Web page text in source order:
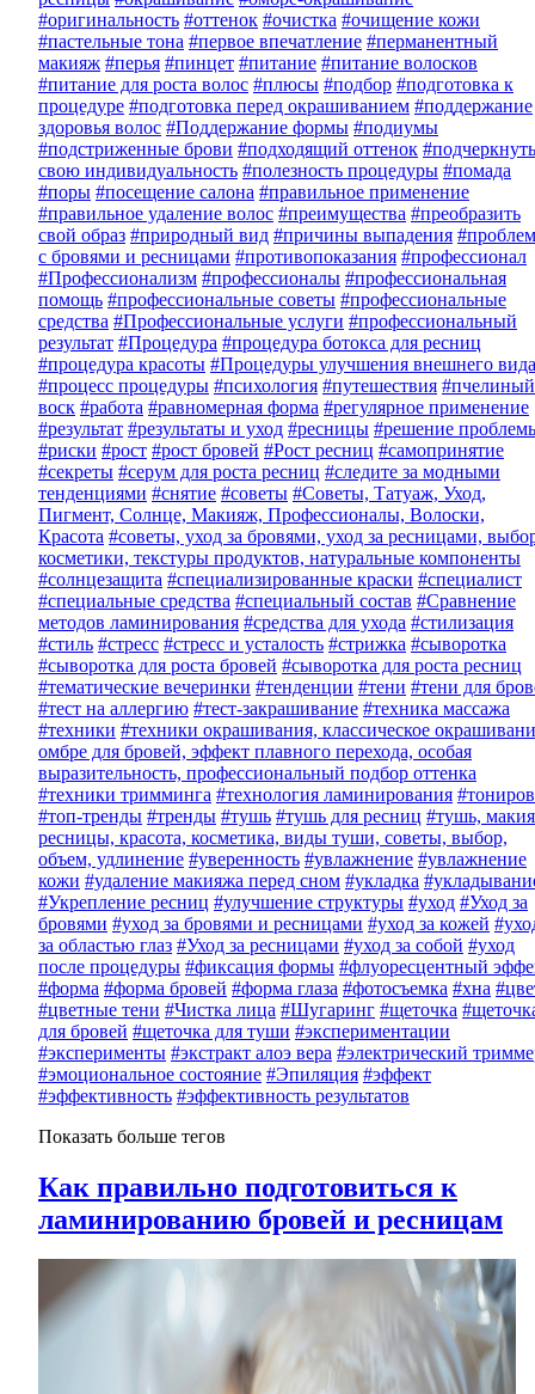
#оригинальность #оттенок #очистка #очищение кожи
#пастельные тона #первое впечатление #перманентный
макияж #перья #пинцет #питание #питание волосков
#питание для роста волос #плюсы #подбор #подготовка к
процедуре #подготовка перед окрашиванием #поддержание
здоровья волос #Поддержание формы #подиумы
#подстриженные брови #подходящий оттенок #подчеркнуть
свою индивидуальность #полезность процедуры #помада
#поры #посещение салона #правильное применение
#правильное удаление волос #преимущества #преобразить
свой образ #природный вид #причины выпадения
с бровями и ресницами #противопоказания #профессионал
#Профессионализм #профессионалы #профессиональная
помощь #профессиональные советы #профессиональные
средства #Профессиональные услуги #профессиональный
результат #Процедура #процедура ботокса для ресниц
#процедура красоты #Процедуры улучшения внешнего вида
#процесс процедуры #психология #путешествия #пчелиный
воск #работа #равномерная форма #регулярное применение
#результат #результаты и уход #ресницы #решение
#риски #рост #рост бровей #Рост ресниц #самопринятие
#секреты #серум для роста ресниц #следите за модными
тенденциями #снятие #советы #Советы, Татуаж, Уход,
Пигмент, Солнце, Макияж, Профессионалы, Волоски,
Красота #советы, уход за бровями, уход за ресницами,
косметики, текстуры продуктов, натуральные компоненты
#солнцезащита #специализированные краски #специалист
#специальные средства #специальный состав #Сравнение
методов ламинирования #средства для ухода #стилизация
#стиль #стресс #стресс и усталость #стрижка #сыворотка
#сыворотка для роста бровей #сыворотка для роста ресниц
#тематические вечеринки #тенденции #тени #тени для
#тест на аллергию #тест-закрашивание #техника массажа
#техники #техники окрашивания, классическое
омбре для бровей, эффект плавного перехода, особая
выразительность, профессиональный подбор оттенка
#техники тримминга #технология ламинирования
#топ-тренды #тренды #тушь #тушь для ресниц #тушь,
ресницы, красота, косметика, виды туши, советы, выбор,
объем, удлинение #уверенность #увлажнение #увлажнение
кожи #удаление макияжа перед сном #укладка
#Укрепление ресниц #улучшение структуры #уход #Уход за
бровями #уход за бровями и ресницами #уход за кожей
за областью глаз #Уход за ресницами #уход за собой #уход
после процедуры #фиксация формы #флуоресцентный
#форма #форма бровей #форма глаза #фотосъемка #хна
#цветные тени #Чистка лица #Шугаринг #щеточка
для бровей #щеточка для туши #экспериментации
#эксперименты #экстракт алоэ вера #электрический
#эмоциональное состояние #Эпиляция #эффект
#эффективность #эффективность результатов
Показать больше тегов
Как правильно подготовиться к
ламинированию бровей и ресницам